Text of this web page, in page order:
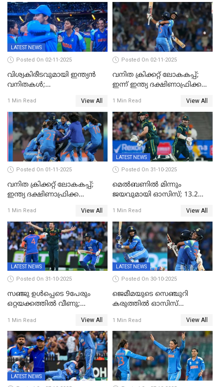
കൂറ്റൻ ലീഡ്
LATEST NEWS
Posted On 02-11-2025
വിശ്വകിരീടവുമായി ഇന്ത്യൻ
വനിതകൾ;
ഇന്ത്യയ്ക്ക് വനിതാ ക്രിക്കറ്റ്
ലോകകപ്പ്
1 Min Read View All
Posted On 02-11-2025
വനിത ക്രിക്കറ്റ് ലോകകപ്പ്;
ഇന്ന് ഇന്ത്യ ദക്ഷിണാഫ്രിക്ക
1 Min Read View All
Posted On 01-11-2025
വനിത ക്രിക്കറ്റ് ലോകകപ്പ്;
ഇന്ത്യ ദക്ഷിണാഫ്രിക്ക
1 Min Read View All
LATEST NEWS
Posted On 31-10-2025
മെൽബണിൽ മിന്നും
ജയവുമായി ഓസിസ്; 13.2
പരമ്പരയിൽ ലീഡ്
1 Min Read View All
LATEST NEWS
Posted On 31-10-2025
സഞ്ജു ഉൾപ്പെടെ 9പേരും
ഒറ്റയക്കത്തിൽ വീണു;
ഹര്‍ഷിതും മാത്രം;
മെല്‍ബണില്‍
ഇന്ത്യയ്‌ക്കെതിരെ ഓസീസ്
ലക്ഷ്യം 126 റണ്‍സ്
1 Min Read View All
LATEST NEWS
Posted On 30-10-2025
ജെമീമയുടെ സെഞ്ചുറി
കരുത്തിൽ ഓസിസ്
തകർന്നു; അഞ്ച് വിക്കറ്റ്
ജയവുമായി ഇന്ത്യൻ
വനിതകൾ ലോകകപ്പ്
കലാശപ്പോരിന്
1 Min Read View All
LATEST NEWS